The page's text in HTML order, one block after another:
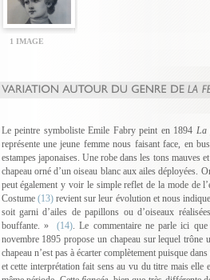
1 IMAGE
Le peintre symboliste Emile Fabry peint en 1894 La
représente une jeune femme nous faisant face, en
estampes japonaises. Une robe dans les tons mauves
chapeau orné d’un oiseau blanc aux ailes déployées.
peut également y voir le simple reflet de la mode de
Costume(13)revient sur leur évolution et nous
soit garni d’ailes de papillons ou d’oiseaux
bouffante. »
(14) . Le commentaire ne parle ici
novembre 1895 propose un chapeau sur lequel
chapeau n’est pas à écarter complètement puisque dans
et cette interprétation fait sens au vu du titre mais elle